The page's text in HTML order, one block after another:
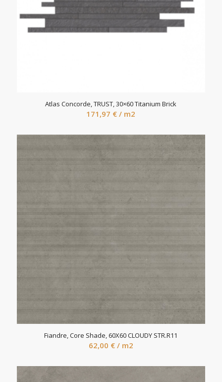
Atlas Concorde, TRUST, 30×60 Titanium Brick
171,97 € / m2
Fiandre, Core Shade, 60X60 CLOUDY STR.R11
62,00 € / m2